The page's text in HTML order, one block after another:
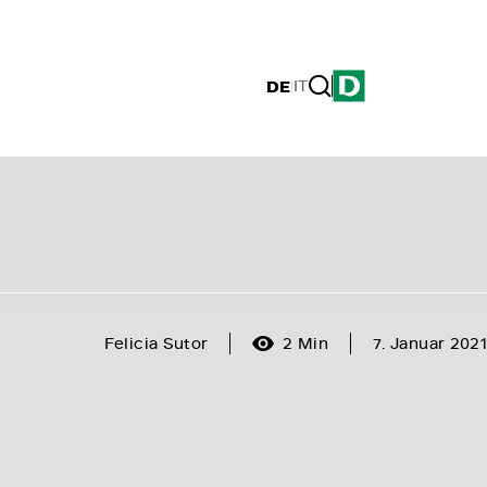
DE|IT
Felicia Sutor 2 Min 7. Januar 2021